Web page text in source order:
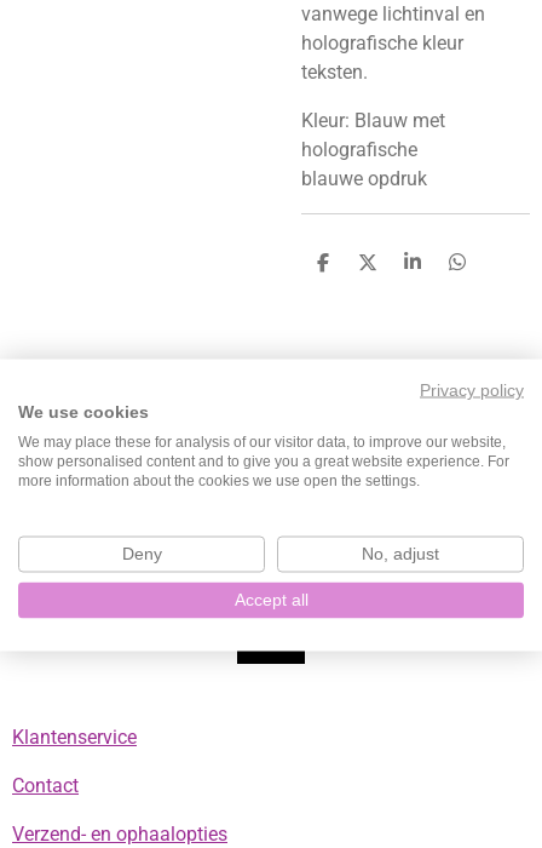
vanwege lichtinval en
holografische kleur
teksten.
Kleur: Blauw met
holografische
blauwe opdruk
D
D
S
D
F
a
o
o
I
n
g
r
m
T
i
k
k
W
h
s
A
p
Klantenservice
Contact
Verzend- en ophaalopties
Privacy policy
We use cookies
We may place these for analysis of our visitor data, to improve our website,
show personalised content and to give you a great website experience. For
more information about the cookies we use open the settings.
Deny No, adjust
Accept all